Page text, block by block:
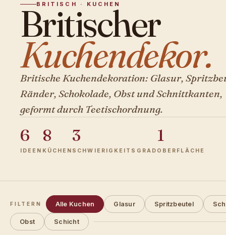
BRITISCH · KUCHEN
Britischer
Kuchendekor.
Britische Kuchendekoration: Glasur,
Ränder, Schokolade, Obst und Schnittkanten,
geformt durch Teetischordnung.
6
IDEEN
8
KÜCHEN
3
SCHWIERIGKEITSGRAD
1
OBERFLÄCHE
FILTERN Alle Kuchen Glasur Spritzbeutel
Obst Schicht